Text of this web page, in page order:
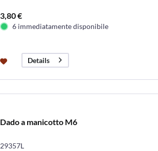
3,80 €
6 immediatamente disponibile
Details
Dado a manicotto M6
29357L